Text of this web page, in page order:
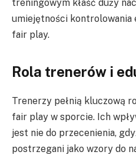
treningowym kłaść duży
umiejętności kontrolowania
fair play.
Rola trenerów i
Trenerzy pełnią kluczową
fair play w sporcie. Ich
jest nie do przecenienia,
postrzegani jako wzory do